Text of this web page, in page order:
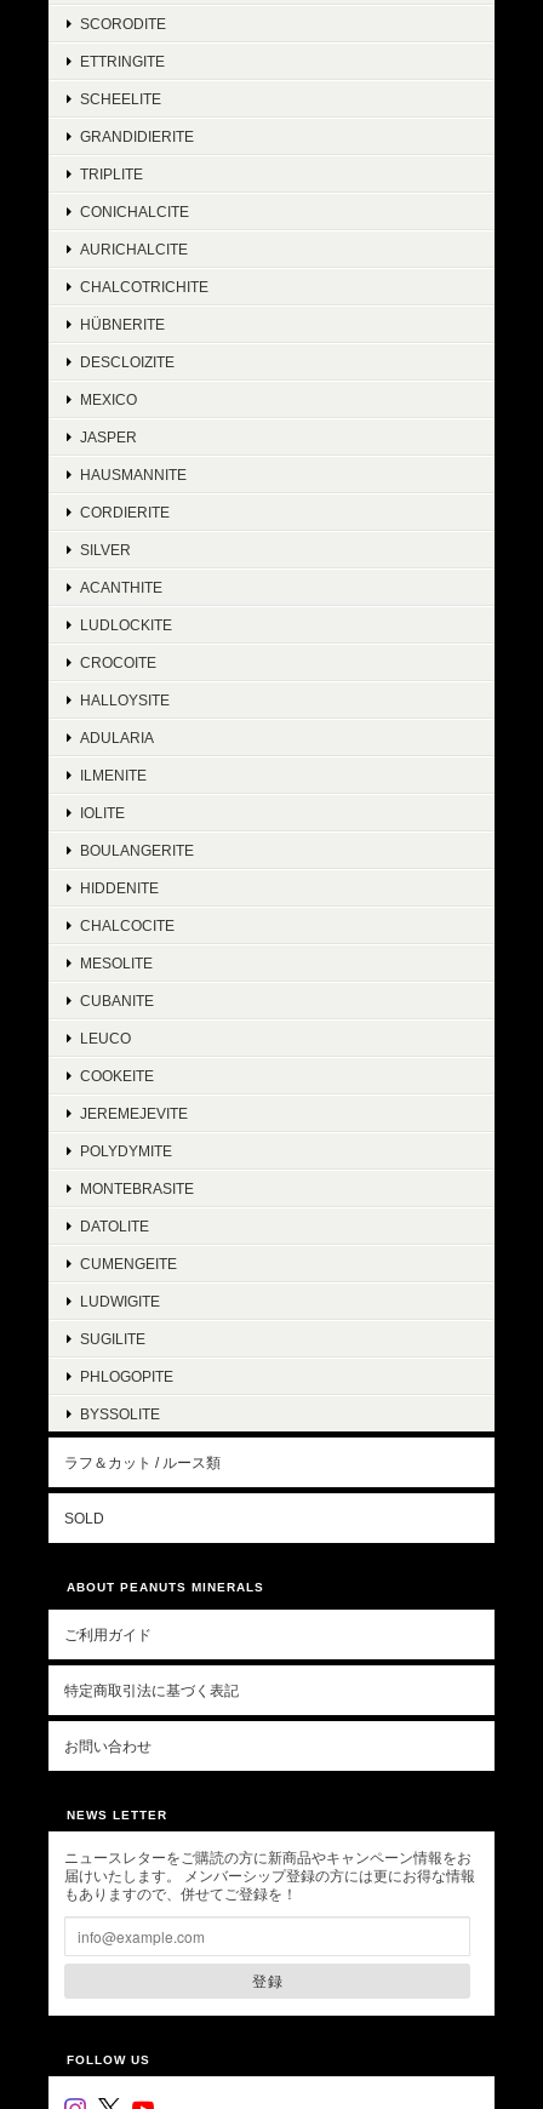
SCORODITE
ETTRINGITE
SCHEELITE
GRANDIDIERITE
TRIPLITE
CONICHALCITE
AURICHALCITE
CHALCOTRICHITE
HÜBNERITE
DESCLOIZITE
MEXICO
JASPER
HAUSMANNITE
CORDIERITE
SILVER
ACANTHITE
LUDLOCKITE
CROCOITE
HALLOYSITE
ADULARIA
ILMENITE
IOLITE
BOULANGERITE
HIDDENITE
CHALCOCITE
MESOLITE
CUBANITE
LEUCO
COOKEITE
JEREMEJEVITE
POLYDYMITE
MONTEBRASITE
DATOLITE
CUMENGEITE
LUDWIGITE
SUGILITE
PHLOGOPITE
BYSSOLITE
ラフ＆カット / ルース類
SOLD
ABOUT PEANUTS MINERALS
ご利用ガイド
特定商取引法に基づく表記
お問い合わせ
NEWS LETTER
ニュースレターをご購読の方に新商品やキャンペーン情報をお
届けいたします。 メンバーシップ登録の方には更にお得な情報
もありますので、併せてご登録を！
登録
FOLLOW US